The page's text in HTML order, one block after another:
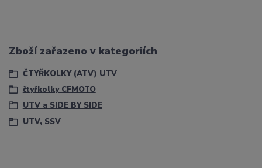
Zboží zařazeno v kategoriích
ČTYŘKOLKY (ATV) UTV
čtyřkolky CFMOTO
UTV a SIDE BY SIDE
UTV, SSV